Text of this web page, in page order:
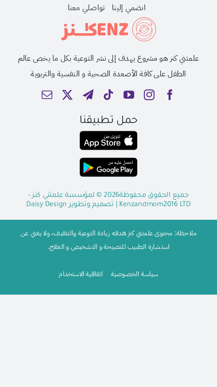
انضمي إلينا
تواصلي معنا
علمتني كنز هو مشروع يهدف إلى نشر التوعية بكل ما يخص عالم
الطفل على كافة الأصعدة الصحية و النفسية والتربوية
حمل تطبيقنا
جميع الحقوق محفوظة2026 © لمؤسسة علمتني كنز -
Kenzandmom2016 LTD | تصميم وتطويرDaisy Design
ملاحظة: محتوى علمتني كنز هدفه زيادة التوعية والتثقيف، ولا يغني عن
استشارة الطبيب للنصيحة و التشخيص و العلاج.
سياسة الخصوصية اتفاقية الاستخدام